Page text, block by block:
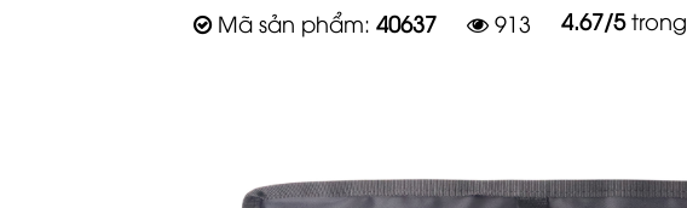
Mã sản phẩm: 40637 913 4.67/5trong